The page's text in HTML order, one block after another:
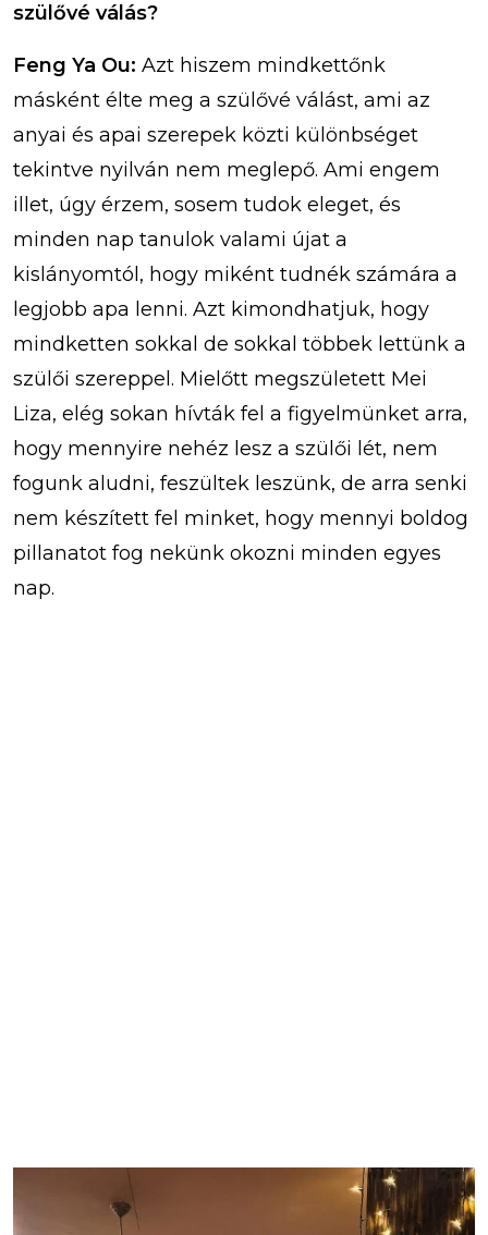
szülővé válás?
Feng Ya Ou: Azt hiszem mindkettőnk
másként élte meg a szülővé válást, ami az
anyai és apai szerepek közti különbséget
tekintve nyilván nem meglepő. Ami engem
illet, úgy érzem, sosem tudok eleget, és
minden nap tanulok valami újat a
kislányomtól, hogy miként tudnék számára a
legjobb apa lenni. Azt kimondhatjuk, hogy
mindketten sokkal de sokkal többek lettünk a
szülői szereppel. Mielőtt megszületett Mei
Liza, elég sokan hívták fel a figyelmünket arra,
hogy mennyire nehéz lesz a szülői lét, nem
fogunk aludni, feszültek leszünk, de arra senki
nem készített fel minket, hogy mennyi boldog
pillanatot fog nekünk okozni minden egyes
nap.